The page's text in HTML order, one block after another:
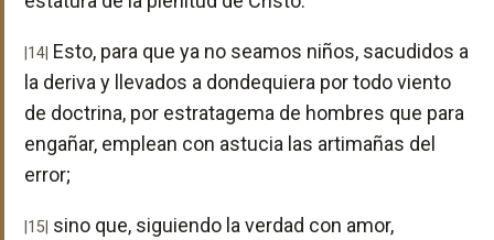
|14| Esto, para que ya no seamos niños, sacudidos a
la deriva y llevados a dondequiera por todo viento
de doctrina, por estratagema de hombres que para
engañar, emplean con astucia las artimañas del
error;
|15| sino que, siguiendo la verdad con amor,